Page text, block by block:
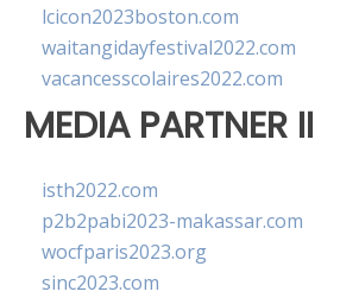
lcicon2023boston.com
waitangidayfestival2022.com
vacancesscolaires2022.com
MEDIA PARTNER II
isth2022.com
p2b2pabi2023-makassar.com
wocfparis2023.org
sinc2023.com